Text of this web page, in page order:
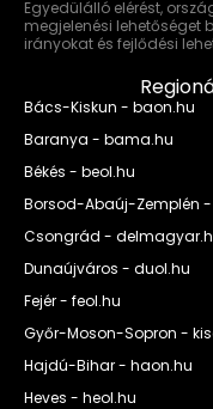
Egyedülálló elérést,
megjelenési lehetőséget
irányokat és fejlődési
Bács-Kiskun - baon.hu
Baranya - bama.hu
Békés - beol.hu
Borsod-Abaúj-Zemplén
Csongrád -
Dunaújváros - duol.hu
Fejér - feol.hu
Győr-Moson-Sopron -
Hajdú-Bihar - haon.hu
Heves - heol.hu